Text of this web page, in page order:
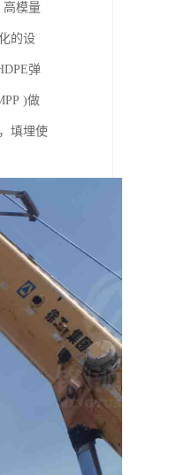
高模量
的设
弹
)做
填埋使